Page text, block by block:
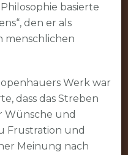
basierte
den er als
menschlichen
Werk war
dass das Streben
Wünsche und
Frustration und
Meinung nach